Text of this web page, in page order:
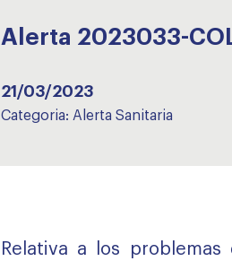
Alerta 2023033-
21/03/2023
Categoria: Alerta Sanitaria
Relativa a los problemas